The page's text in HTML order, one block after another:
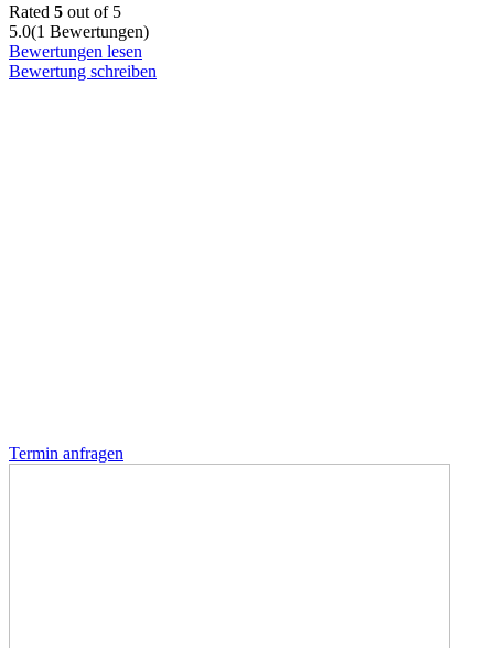
Rated 5 out of 5
5.0(1 Bewertungen)
Bewertungen lesen
Bewertung schreiben
Termin anfragen